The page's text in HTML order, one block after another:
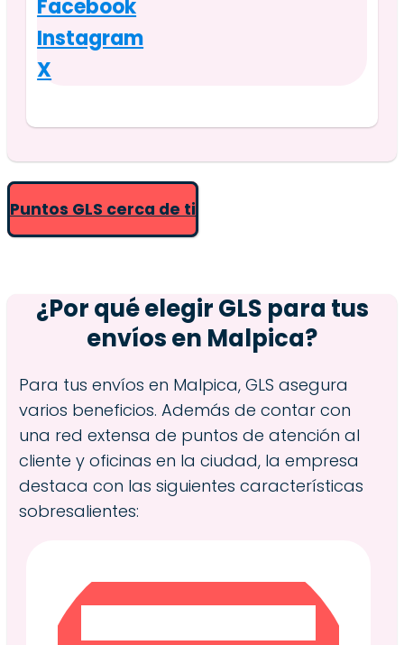
Facebook
Instagram
X
Puntos GLS cerca de ti
¿Por qué elegir GLS para tus
envíos en Malpica?
Para tus envíos en Malpica, GLS asegura
varios beneficios. Además de contar con
una red extensa de puntos de atención al
cliente y oficinas en la ciudad, la empresa
destaca con las siguientes características
sobresalientes: